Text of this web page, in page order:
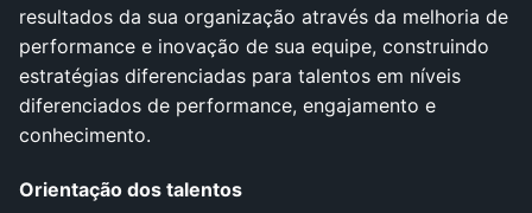
resultados da sua organização através da melhoria de
performance e inovação de sua equipe, construindo
estratégias diferenciadas para talentos em níveis
diferenciados de performance, engajamento e
conhecimento.
Orientação dos talentos